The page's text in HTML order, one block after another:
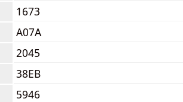
1673
A07A
2045
38EB
5946